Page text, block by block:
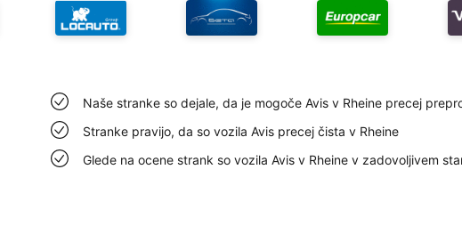
Naše stranke so dejale, da je mogoče Avis v Rheine precej
Stranke pravijo, da so vozila Avis precej čista v Rheine
Glede na ocene strank so vozila Avis v Rheine v zadovoljivem